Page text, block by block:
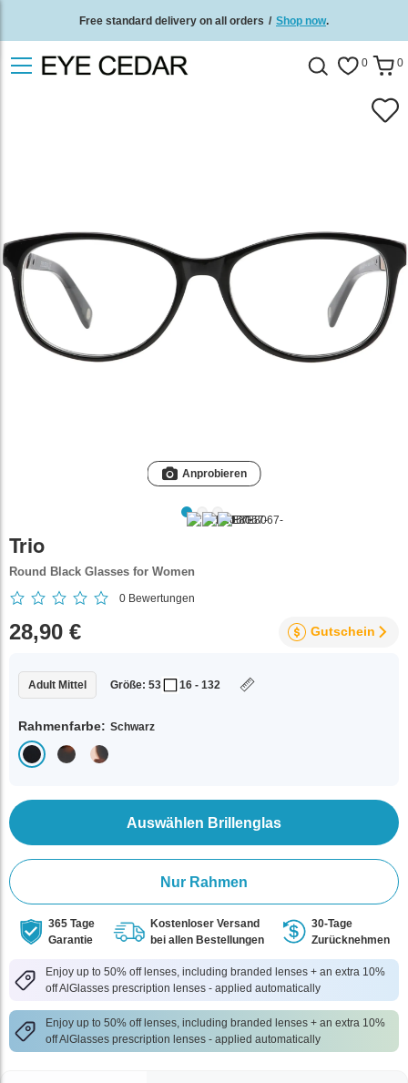
Free standard delivery on all orders / Shop now.
0 0
Anprobieren
Trio
Round Black Glasses for Women
0 Bewertungen
28,90 € Gutschein
Adult Mittel Größe: 53 16 - 132
Rahmenfarbe: Schwarz
Auswählen Brillenglas
Nur Rahmen
365 Tage
Garantie
Kostenloser Versand
bei allen Bestellungen
30-Tage
Zurücknehmen
Enjoy up to 50% off lenses, including branded lenses + an extra 10%
off AlGlasses prescription lenses - applied automatically
Enjoy up to 50% off lenses, including branded lenses + an extra 10%
off AlGlasses prescription lenses - applied automatically